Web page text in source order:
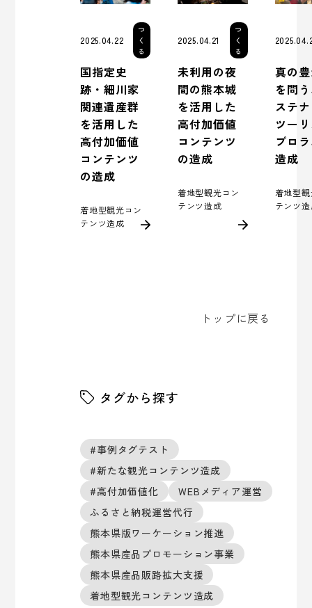
2025.04.22
つ
く
る
国指定史
跡・細川家
関連遺産群
を活用した
高付加価値
コンテンツ
の造成
着地型観光コン
テンツ造成
2025.04.21
つ
く
る
未利用の夜
間の熊本城
を活用した
高付加価値
コンテンツ
の造成
着地型観光コン
テンツ造成
真の
を問
ステ
ツー
プロ
造成
着地型
テンツ
トップに戻る
タグから探す
#事例タグテスト
#新たな観光コンテンツ造成
#高付加価値化
WEBメディア運営
ふるさと納税運営代行
熊本県版ワーケーション推進
熊本県産品プロモーション事業
熊本県産品販路拡大支援
着地型観光コンテンツ造成